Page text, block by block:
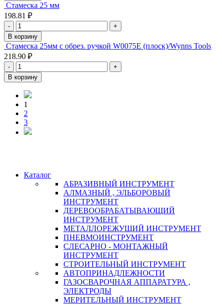
Стамеска 25 мм
198.81 ₽
-
+
В корзину
Стамеска 25мм с обрез. ручкой W0075E (плоск)/Wynns Tools
218.90 ₽
-
+
В корзину
1
2
3
Каталог
АБРАЗИВНЫЙ ИНСТРУМЕНТ
АЛМАЗНЫЙ , ЭЛЬБОРОВЫЙ
ИНСТРУМЕНТ
ДЕРЕВООБРАБАТЫВАЮЩИЙ
ИНСТРУМЕНТ
МЕТАЛЛОРЕЖУЩИЙ ИНСТРУМЕНТ
ПНЕВМОИНСТРУМЕНТ
СЛЕСАРНО - МОНТАЖНЫЙ
ИНСТРУМЕНТ
СТРОИТЕЛЬНЫЙ ИНСТРУМЕНТ
АВТОПРИНАДЛЕЖНОСТИ
ГАЗОСВАРОЧНАЯ АППАРАТУРА ,
ЭЛЕКТРОДЫ
МЕРИТЕЛЬНЫЙ ИНСТРУМЕНТ